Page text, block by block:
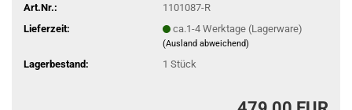
Art.Nr.:
1101087-R
Lieferzeit:
ca.1-4 Werktage (Lagerware)
(Ausland abweichend)
Lagerbestand: 1 Stück